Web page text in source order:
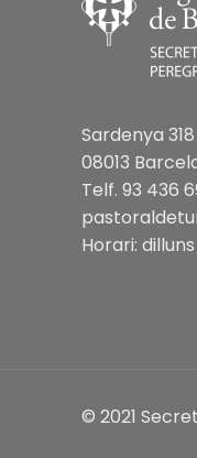
Sardenya 318
08013
Telf. 93 436
Horari:
© 2021